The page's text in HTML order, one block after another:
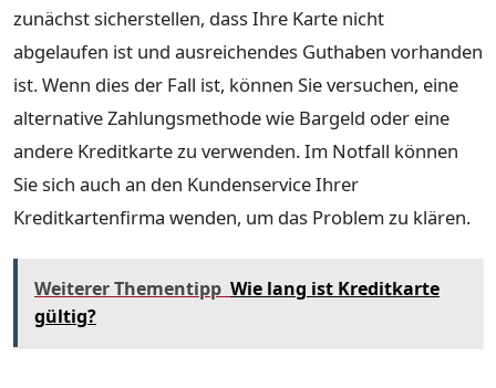
zunächst sicherstellen, dass Ihre Karte nicht
abgelaufen ist und ausreichendes Guthaben vorhanden
ist. Wenn dies der Fall ist, können Sie versuchen, eine
alternative Zahlungsmethode wie Bargeld oder eine
andere Kreditkarte zu verwenden. Im Notfall können
Sie sich auch an den Kundenservice Ihrer
Kreditkartenfirma wenden, um das Problem zu klären.
Weiterer Thementipp Wie lang ist Kreditkarte
gültig?